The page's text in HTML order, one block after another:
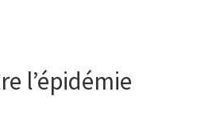
l’épidémie